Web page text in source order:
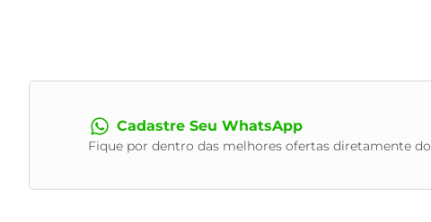
Cadastre Seu WhatsApp
Fique por dentro das melhores ofertas diretamente